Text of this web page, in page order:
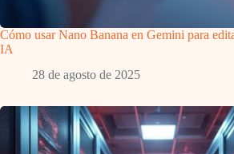
Cómo usar Nano Banana en Gemini para
IA
28 de agosto de 2025